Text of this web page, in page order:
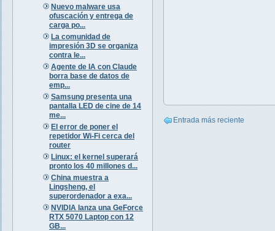
Nuevo malware usa
ofuscación y entrega de
carga po...
La comunidad de
impresión 3D se organiza
contra le...
Agente de IA con Claude
borra base de datos de
emp...
Samsung presenta una
pantalla LED de cine de 14
me...
El error de poner el
repetidor Wi-Fi cerca del
router
Linux: el kernel superará
pronto los 40 millones d...
China muestra a
Lingsheng, el
superordenador a exa...
NVIDIA lanza una GeForce
RTX 5070 Laptop con 12
GB...
Entrada más reciente